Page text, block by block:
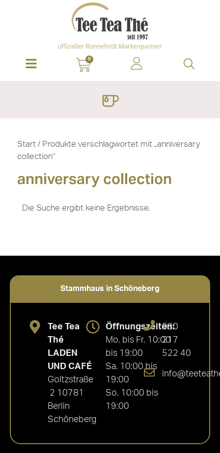
0
Start / Produkte verschlagwortet mit „anniversary
collection“
anniversary collection
Die Suche ergibt keine Ergebnisse.
Stammhaus in Schöneberg
Tee Tea
Thé
LADEN
UND CAFÉ
Goltzstraße
2 10781
Berlin
Schöneberg
Öffnungszeiten:
Mo. bis Fr. 10:00
bis 19:00
Sa. 10:00 bis
19:00
So. 10:00 bis
19:00
030
217
522 40